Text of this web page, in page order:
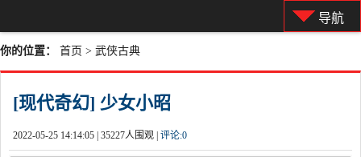
导航
你的位置： 首页 > 武侠古典
[现代奇幻] 少女小昭
2022-05-25 14:14:05 | 35227人围观 | 评论:0